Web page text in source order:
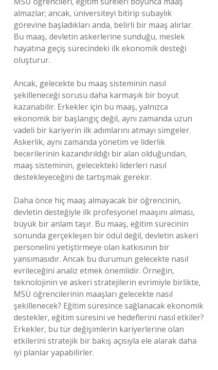
almazlar; ancak, üniversiteyi bitirip subaylık
görevine başladıkları anda, belirli bir maaş alırlar.
Bu maaş, devletin askerlerine sunduğu, meslek
hayatına geçiş sürecindeki ilk ekonomik desteği
oluşturur.
Ancak, gelecekte bu maaş sisteminin nasıl
şekilleneceği sorusu daha karmaşık bir boyut
kazanabilir. Erkekler için bu maaş, yalnızca
ekonomik bir başlangıç değil, aynı zamanda uzun
vadeli bir kariyerin ilk adımlarını atmayı simgeler.
Askerlik, aynı zamanda yönetim ve liderlik
becerilerinin kazandırıldığı bir alan olduğundan,
maaş sisteminin, gelecekteki liderleri nasıl
destekleyeceğini de tartışmak gerekir.
Daha önce hiç maaş almayacak bir öğrencinin,
devletin desteğiyle ilk profesyonel maaşını alması,
büyük bir anlam taşır. Bu maaş, eğitim sürecinin
sonunda gerçekleşen bir ödül değil, devletin askeri
personelini yetiştirmeye olan katkısının bir
yansımasıdır. Ancak bu durumun gelecekte nasıl
evrileceğini analiz etmek önemlidir. Örneğin,
teknolojinin ve askeri stratejilerin evrimiyle birlikte,
MSÜ öğrencilerinin maaşları gelecekte nasıl
şekillenecek? Eğitim süresince sağlanacak ekonomik
destekler, eğitim süresini ve hedeflerini nasıl etkiler?
Erkekler, bu tür değişimlerin kariyerlerine olan
etkilerini stratejik bir bakış açısıyla ele alarak daha
iyi planlar yapabilirler.